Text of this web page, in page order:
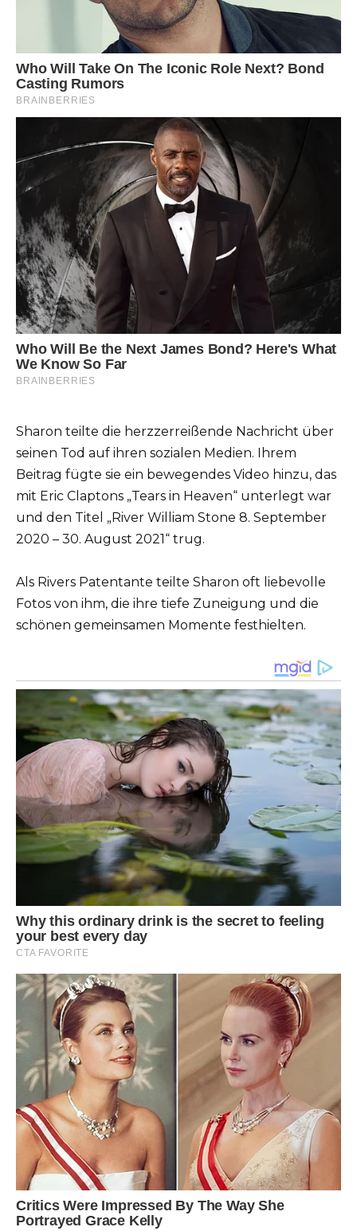
Sharon teilte die herzzerreißende Nachricht über
seinen Tod auf ihren sozialen Medien. Ihrem
Beitrag fügte sie ein bewegendes Video hinzu, das
mit Eric Claptons „Tears in Heaven“ unterlegt war
und den Titel „River William Stone 8. September
2020 – 30. August 2021“ trug.
Als Rivers Patentante teilte Sharon oft liebevolle
Fotos von ihm, die ihre tiefe Zuneigung und die
schönen gemeinsamen Momente festhielten.